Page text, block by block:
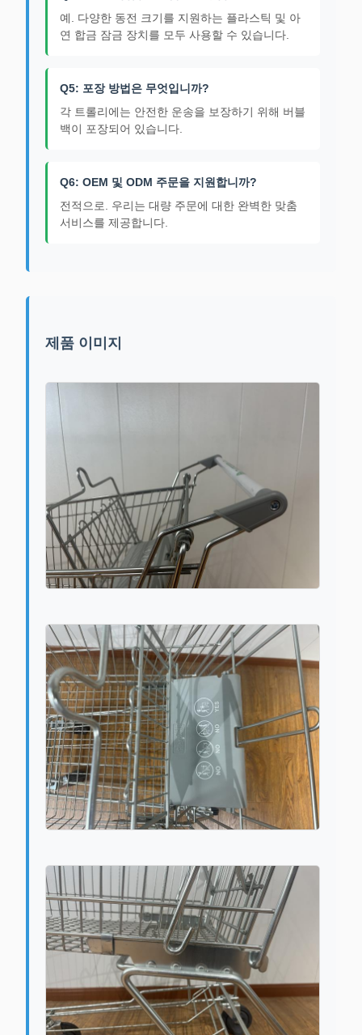
예. 다양한 동전 크기를 지원하는 플라스틱 및 아
연 합금 잠금 장치를 모두 사용할 수 있습니다.
Q5: 포장 방법은 무엇입니까?
각 트롤리에는 안전한 운송을 보장하기 위해 버블
백이 포장되어 있습니다.
Q6: OEM 및 ODM 주문을 지원합니까?
전적으로. 우리는 대량 주문에 대한 완벽한 맞춤
서비스를 제공합니다.
제품 이미지